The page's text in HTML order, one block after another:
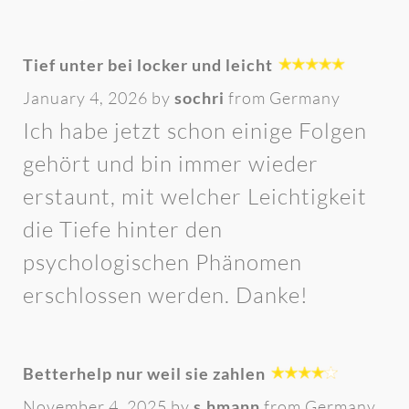
Tief unter bei locker und leicht
January 4, 2026 by sochri from Germany
Ich habe jetzt schon einige Folgen
gehört und bin immer wieder
erstaunt, mit welcher Leichtigkeit
die Tiefe hinter den
psychologischen Phänomen
erschlossen werden. Danke!
Betterhelp nur weil sie zahlen